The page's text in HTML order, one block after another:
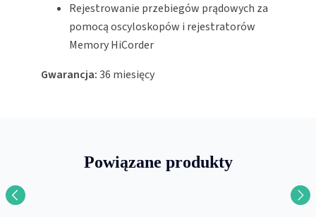
Rejestrowanie przebiegów prądowych za
pomocą oscyloskopów i rejestratorów
Memory HiCorder
Gwarancja:36 miesięcy
Powiązane produkty